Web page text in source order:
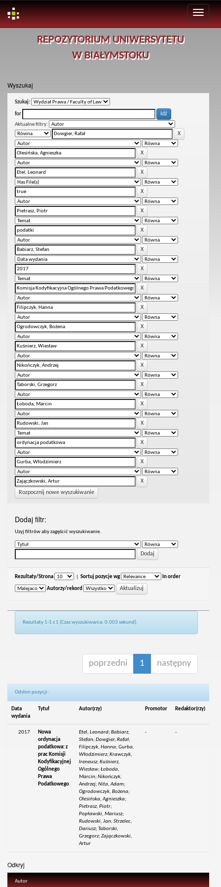
REPOZYTORIUM UNIWERSYTETU
W BIAŁYMSTOKU
Wyszukaj
Szukaj:
for
Aktualne filtry:
Rozpocznij nowe wyszukiwanie
Dodaj filtr:
Uzyj filtrów aby zagęścić wyszukiwanie.
Rezultaty/Strona Sortuj pozycje wg In order
Autorzy/rekord
Rezultaty 1-1 z 1 (Czas wyszukiwania: 0.003 sekund).
poprzedni 1 następny
Odsłon pozycji:
Data
wydania
Tytuł Autor(rzy) Promotor Redaktor(rzy)
2017
Nowa
ordynacja
podatkowa: z
prac Komisji
Kodyfikacyjnej
Ogólnego
Prawa
Podatkowego
Etel, Leonard; Babiarz,
Stefan; Dowgier, Rafał;
Filipczyk, Hanna; Gurba,
Włodzimierz; Krawczyk,
Ireneusz; Kuśnierz,
Wiesław; Łoboda,
Marcin; Nikończyk,
Andrzej; Nita, Adam;
Ogrodowczyk, Bożena;
Olesińska, Agnieszka;
Pietrasz, Piotr;
Popławski, Mariusz;
Rudowski, Jan; Strzelec,
Dariusz; Taborski,
Grzegorz; Zajączkowski,
Artur
- -
Odkryj
Autor